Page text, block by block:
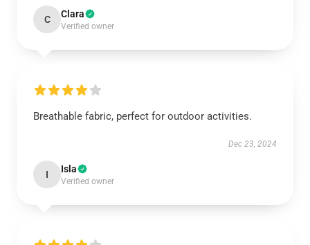
C Clara
Verified owner
Breathable fabric, perfect for outdoor activities.
Dec 23, 2024
I Isla
Verified owner